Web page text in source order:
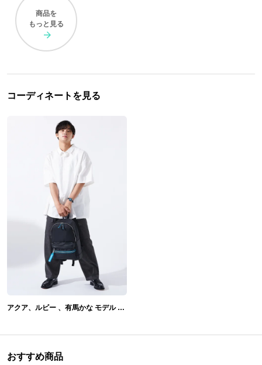
商品を
もっと見る
コーディネートを見る
アクア、ルビー 、有馬かな モデル バッグ 【推しの子】
おすすめ商品